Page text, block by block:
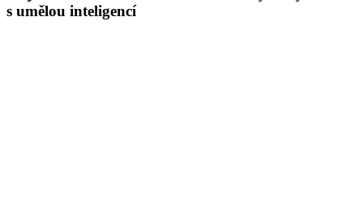
s umělou inteligencí